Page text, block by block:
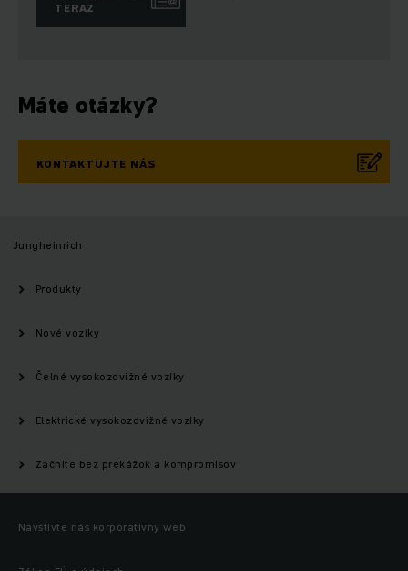
TERAZ
Máte otázky?
KONTAKTUJTE NÁS
Jungheinrich
Produkty
Nové vozíky
Čelné vysokozdvižné vozíky
Elektrické vysokozdvižné vozíky
Začnite bez prekážok a kompromisov
Navštívte náš korporatívny web